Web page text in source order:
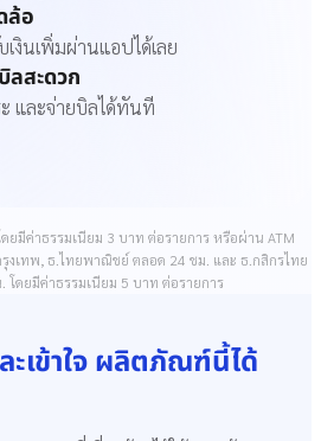
ล้อ
เงินเพิ่มผ่านแอปได้เลย
ลสะดวก
ะ และจ่ายบิลได้ทันที
ยมีค่าธรรมเนียม 3 บาท ต่อรายการ หรือผ่าน ATM
งเทพ, ธ.ไทยพาณิชย์ ตลอด 24 ชม. และ ธ.กสิกรไทย
โดยมีค่าธรรมเนียม 5 บาท ต่อรายการ
เข้าใจ ผลิตภัณฑ์นี้ได้